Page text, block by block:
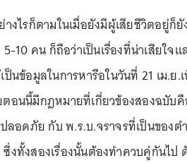
งไรก็ตามในเมื่อยังมีผู้เสียชีวิตอยู่ก็ยั
10 คน ก็ถือว่าเป็นเรื่องที่น่าเสียใจ
ป็นข้อมูลในการหารือในวันที่ 21 เม.ย.
ตอนนี้มีกฎหมายที่เกี่ยวข้องสองฉบับ
ลอดภัย กับ พ.ร.บ.จราจรที่เป็นของต
งทั้งสองเรื่องนั้นต้องทำควบคู่กันไป